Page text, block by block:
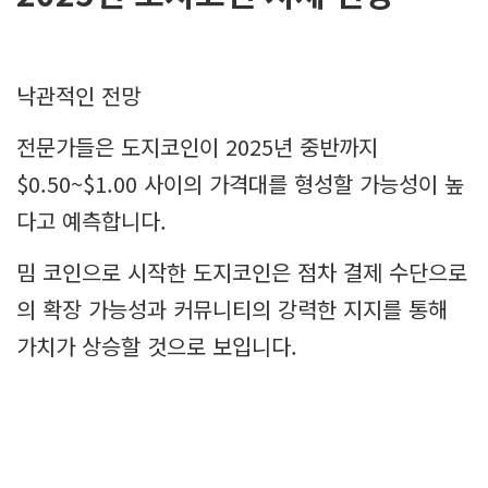
낙관적인 전망
전문가들은 도지코인이 2025년 중반까지
$0.50~$1.00 사이의 가격대를 형성할 가능성이 높
다고 예측합니다.
밈 코인으로 시작한 도지코인은 점차 결제 수단으로
의 확장 가능성과 커뮤니티의 강력한 지지를 통해
가치가 상승할 것으로 보입니다.